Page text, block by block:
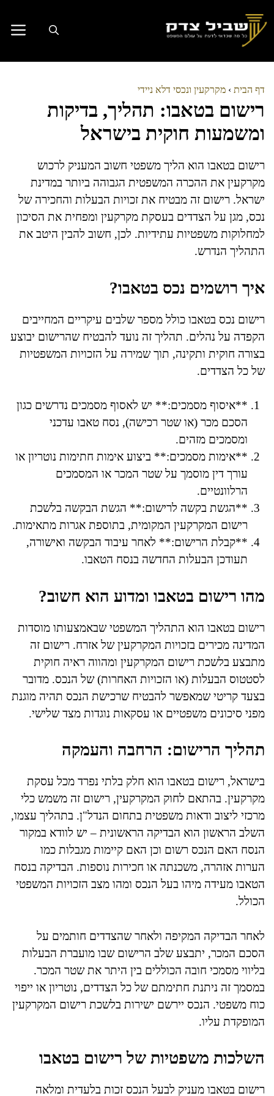
לתוכן
דף הבית › מקרקעין ונכסי דלא ניידי
רישום בטאבו: תהליך, בדיקות
ומשמעות חוקית בישראל
רישום בטאבו הוא הליך משפטי חשוב המעניק לרכוש
מקרקעין את ההכרה המשפטית הגבוהה ביותר במדינת
ישראל. רישום זה מבטיח את זכויות הבעלות והחכירה של
נכס, מגן על הצדדים בעסקת מקרקעין ומפחית את הסיכון
למחלוקות משפטיות עתידיות. לכן, חשוב להבין היטב את
התהליך הנדרש.
איך רושמים נכס בטאבו?
רישום נכס בטאבו כולל מספר שלבים עיקריים המחייבים
הקפדה על נהלים. תהליך זה נועד להבטיח שהרישום יבוצע
בצורה חוקית ותקינה, תוך שמירה על הזכויות המשפטיות
של כל הצדדים.
**איסוף מסמכים:** יש לאסוף מסמכים נדרשים כגון
הסכם מכר (או שטר רכישה), נסח טאבו עדכני
ומסמכים מזהים.
**אימות מסמכים:** ביצוע אימות חתימות נוטריון או
עורך דין מוסמך על שטר המכר או המסמכים
הרלוונטיים.
**הגשת בקשה לרישום:** הגשת הבקשה בלשכת
רישום המקרקעין המקומית, בתוספת אגרות מתאימות.
**קבלת הרישום:** לאחר עיבוד הבקשה ואישורה,
תעודכן הבעלות החדשה בנסח הטאבו.
מהו רישום בטאבו ומדוע הוא חשוב?
רישום בטאבו הוא התהליך המשפטי שבאמצעותו מוסדות
המדינה מכירים בזכויות המקרקעין של אזרח. רישום זה
מתבצע בלשכת רישום המקרקעין ומהווה ראיה חוקית
לסטטוס הבעלות (או הזכויות האחרות) של הנכס. מדובר
בצעד קריטי שמאפשר להבטיח שרכישת הנכס תהיה מוגנת
מפני סיכונים משפטיים או עסקאות נוגדות מצד שלישי.
תהליך הרישום: הרחבה והעמקה
בישראל, רישום בטאבו הוא חלק בלתי נפרד מכל עסקת
מקרקעין. בהתאם לחוק המקרקעין, רישום זה משמש כלי
מרכזי ליצוב ודאות משפטית בתחום הנדל"ן. בתהליך עצמו,
השלב הראשון הוא הבדיקה הראשונית – יש לוודא במקור
הנסח האם הנכס רשום וכן האם קיימות מגבלות כמו
הערות אזהרה, משכנתה או חכירות נוספות. הבדיקה בנסח
הטאבו מעידה מיהו בעל הנכס ומהו מצב הזכויות המשפטי
הכולל.
לאחר הבדיקה המקיפה ולאחר שהצדדים חותמים על
הסכם המכר, יתבצע שלב הרישום שבו מועברת הבעלות
בליווי מסמכי חובה הכוללים בין היתר את שטר המכר.
במסמך זה ניתנת חתימתם של כל הצדדים, נוטריון או ייפוי
כוח משפטי. הנכס יירשם ישירות בלשכת רישום המקרקעין
המופקדת עליו.
השלכות משפטיות של רישום בטאבו
רישום בטאבו מעניק לבעל הנכס זכות בלעדית ומלאה